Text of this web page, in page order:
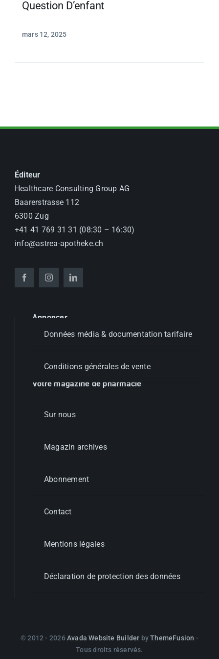
Question D’enfant
mars 12, 2025
Éditeur
Healthcare Consulting Group AG
Baarerstrasse 112
6300 Zug
+41 41 769 31 31 (08:30 – 16:30)
info@astrea-apotheke.ch
Annoncer
Données média & documentation tarifaire
Conditions générales de vente
Votre magazine de pharmacie
Sur nous
Magazin archives
Abonnement
Contact
Mentions légales
Déclaration de protection des données
© 2012 - 2026Avada Website Builder byThemeFusion -
Tous droits réservés.